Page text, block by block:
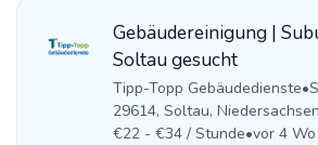
Gebäudereinigung |
Soltau gesucht
Tipp-Topp Gebäudedienste•
29614, Soltau,
€22 - €34 / Stunde•vor 4 Wo